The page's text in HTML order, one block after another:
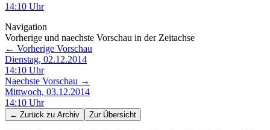
14:10 Uhr
Navigation
Vorherige und naechste Vorschau in der Zeitachse
← Vorherige Vorschau
Dienstag, 02.12.2014
14:10 Uhr
Naechste Vorschau →
Mittwoch, 03.12.2014
14:10 Uhr
← Zurück zu Archiv Zur Übersicht